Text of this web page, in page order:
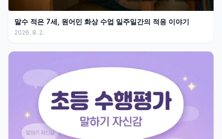
말수 적은 7세, 원어민 화상 수업 일주일간의 적응 이야기
2026. 8. 2.